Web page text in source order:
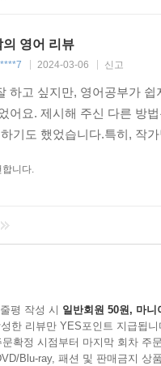
의 영어 리뷰
2024-03-06 신고
하고 싶지만, 영어공부가
어요. 제시해 주신 다른 방
기도 했었습니다.특히, 작
합니다.
평 작성 시 일반회원 50원, 마니
한 리뷰만 YES포인트 지급됩니
확정 시점부터 마지막 회차 주
Blu-ray, 패션 및 판매금지 상